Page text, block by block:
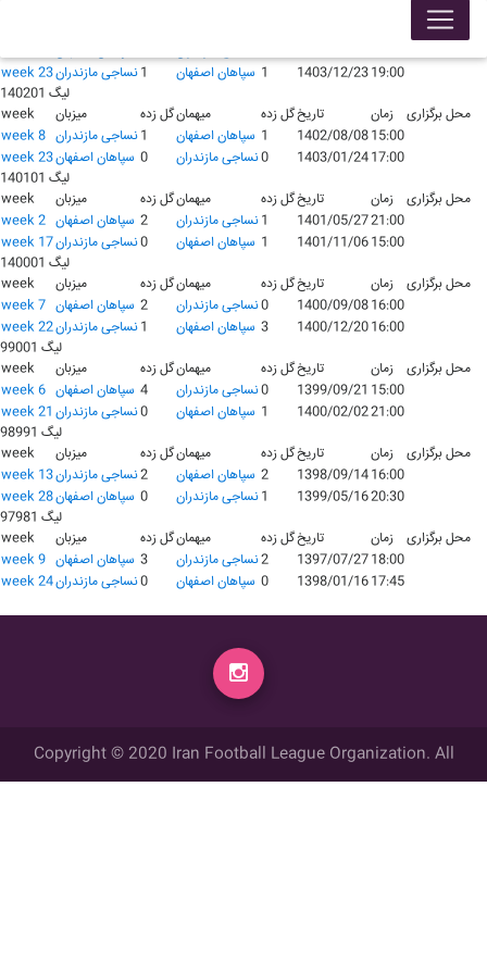
محل برگزاری
week 23نساجی مازندران1 سپاهان اصفهان 1 1403/12/2319:00
لیگ 140201
week
میزبان گل زدهمیهمان گل زدهتاریخ زمان
محل برگزاری
week 8 نساجی مازندران1 سپاهان اصفهان 1 1402/08/0815:00
week 23سپاهان اصفهان 0 نساجی مازندران0 1403/01/2417:00
لیگ 140101
week
میزبان گل زدهمیهمان گل زدهتاریخ زمان
محل برگزاری
week 2 سپاهان اصفهان 2 نساجی مازندران1 1401/05/2721:00
week 17نساجی مازندران0 سپاهان اصفهان 1 1401/11/0615:00
لیگ 140001
week
میزبان گل زدهمیهمان گل زدهتاریخ زمان
محل برگزاری
week 7 سپاهان اصفهان 2 نساجی مازندران0 1400/09/0816:00
week 22نساجی مازندران1 سپاهان اصفهان 3 1400/12/2016:00
لیگ 99001
week
میزبان گل زدهمیهمان گل زدهتاریخ زمان
محل برگزاری
week 6 سپاهان اصفهان 4 نساجی مازندران0 1399/09/21 15:00
week 21 نساجی مازندران0 سپاهان اصفهان 1 1400/02/0221:00
لیگ 98991
week
میزبان گل زدهمیهمان گل زدهتاریخ زمان
محل برگزاری
week 13نساجی مازندران2 سپاهان اصفهان 2 1398/09/1416:00
week 28سپاهان اصفهان 0 نساجی مازندران1 1399/05/1620:30
لیگ 97981
week
میزبان گل زدهمیهمان گل زدهتاریخ زمان
محل برگزاری
week 9 سپاهان اصفهان 3 نساجی مازندران2 1397/07/2718:00
week 24نساجی مازندران0 سپاهان اصفهان 0 1398/01/1617:45
Copyright © 2020 Iran Football League Organization. All